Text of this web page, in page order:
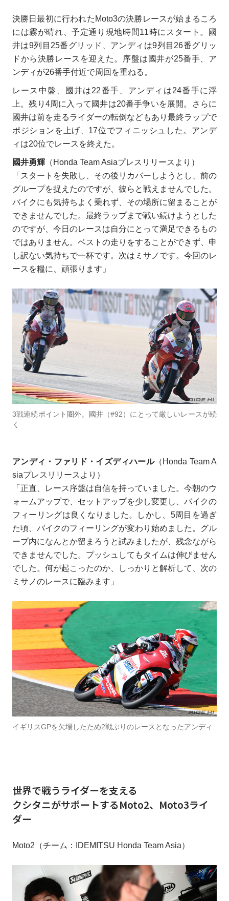
決勝日最初に行われたMoto3の決勝レースが始まるころ
には霧が晴れ、予定通り現地時間11時にスタート。國
井は9列目25番グリッド、アンディは9列目26番グリッ
ドから決勝レースを迎えた。序盤は國井が25番手、ア
ンディが26番手付近で周回を重ねる。
レース中盤、國井は22番手、アンディは24番手に浮
上。残り4周に入って國井は20番手争いを展開。さらに
國井は前を走るライダーの転倒などもあり最終ラップで
ポジションを上げ、17位でフィニッシュした。アンデ
ィは20位でレースを終えた。
國井勇輝（Honda Team Asiaプレスリリースより）
「スタートを失敗し、その後リカバーしようとし、前の
グループを捉えたのですが、彼らと戦えませんでした。
バイクにも気持ちよく乗れず、その場所に留まることが
できませんでした。最終ラップまで戦い続けようとした
のですが、今日のレースは自分にとって満足できるもの
ではありません。ベストの走りをすることができず、申
し訳ない気持ちで一杯です。次はミサノです。今回のレ
ースを糧に、頑張ります」
3戦連続ポイント圏外。國井（#92）にとって厳しいレースが続
く
アンディ・ファリド・イズディハール（Honda Team A
siaプレスリリースより）
「正直、レース序盤は自信を持っていました。今朝のウ
ォームアップで、セットアップを少し変更し、バイクの
フィーリングは良くなりました。しかし、5周目を過ぎ
た頃、バイクのフィーリングが変わり始めました。グル
ープ内になんとか留まろうと試みましたが、残念ながら
できませんでした。プッシュしてもタイムは伸びません
でした。何が起こったのか、しっかりと解析して、次の
ミサノのレースに臨みます」
イギリスGPを欠場したため2戦ぶりのレースとなったアンディ
世界で戦うライダーを支える
クシタニがサポートするMoto2、Moto3ライ
ダー
Moto2（チーム：IDEMITSU Honda Team Asia）